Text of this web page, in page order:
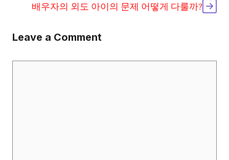
배우자의 외도 아이의 문제 어떻게 다룰까?
Leave a Comment